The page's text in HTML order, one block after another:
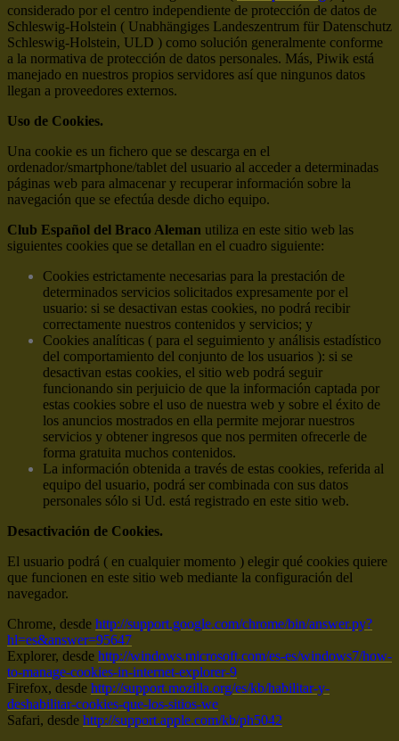
considerado por el centro independiente de protección de datos de
Schleswig-Holstein ( Unabhängiges Landeszentrum für Datenschutz
Schleswig-Holstein, ULD ) como solución generalmente conforme
a la normativa de protección de datos personales. Más, Piwik está
manejado en nuestros propios servidores así que ningunos datos
llegan a proveedores externos.
Uso de Cookies.
Una cookie es un fichero que se descarga en el
ordenador/smartphone/tablet del usuario al acceder a determinadas
páginas web para almacenar y recuperar información sobre la
navegación que se efectúa desde dicho equipo.
Club Español del Braco Aleman utiliza en este sitio web las
siguientes cookies que se detallan en el cuadro siguiente:
Cookies estrictamente necesarias para la prestación de
determinados servicios solicitados expresamente por el
usuario: si se desactivan estas cookies, no podrá recibir
correctamente nuestros contenidos y servicios; y
Cookies analíticas ( para el seguimiento y análisis estadístico
del comportamiento del conjunto de los usuarios ): si se
desactivan estas cookies, el sitio web podrá seguir
funcionando sin perjuicio de que la información captada por
estas cookies sobre el uso de nuestra web y sobre el éxito de
los anuncios mostrados en ella permite mejorar nuestros
servicios y obtener ingresos que nos permiten ofrecerle de
forma gratuita muchos contenidos.
La información obtenida a través de estas cookies, referida al
equipo del usuario, podrá ser combinada con sus datos
personales sólo si Ud. está registrado en este sitio web.
Desactivación de Cookies.
El usuario podrá ( en cualquier momento ) elegir qué cookies quiere
que funcionen en este sitio web mediante la configuración del
navegador.
Chrome, desde http://support.google.com/chrome/bin/answer.py?
hl=es&answer=95647
Explorer, desde http://windows.microsoft.com/es-es/windows7/how-
to-manage-cookies-in-internet-explorer-9
Firefox, desde http://support.mozilla.org/es/kb/habilitar-y-
deshabilitar-cookies-que-los-sitios-we
Safari, desde http://support.apple.com/kb/ph5042